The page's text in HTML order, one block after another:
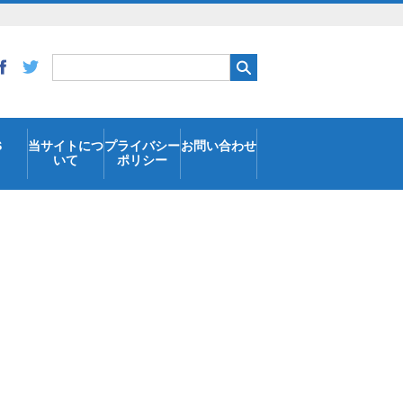
当サイトにつ
いて
プライバシー
ポリシー
お問い合わせ